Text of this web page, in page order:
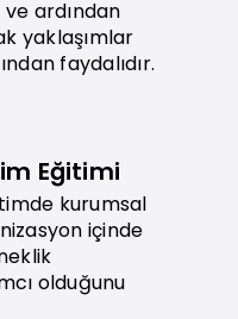
ardından
yaklaşımlar
faydalıdır.
Eğitimi
kurumsal
içinde
olduğunu